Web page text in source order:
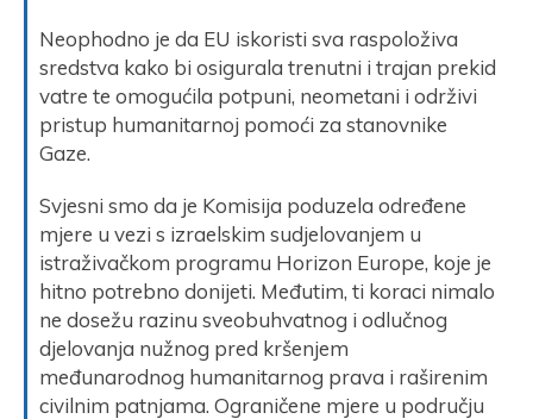
Neophodno je da EU iskoristi sva raspoloživa
sredstva kako bi osigurala trenutni i trajan prekid
vatre te omogućila potpuni, neometani i održivi
pristup humanitarnoj pomoći za stanovnike
Gaze.
Svjesni smo da je Komisija poduzela određene
mjere u vezi s izraelskim sudjelovanjem u
istraživačkom programu Horizon Europe, koje je
hitno potrebno donijeti. Međutim, ti koraci nimalo
ne dosežu razinu sveobuhvatnog i odlučnog
djelovanja nužnog pred kršenjem
međunarodnog humanitarnog prava i raširenim
civilnim patnjama. Ograničene mjere u području